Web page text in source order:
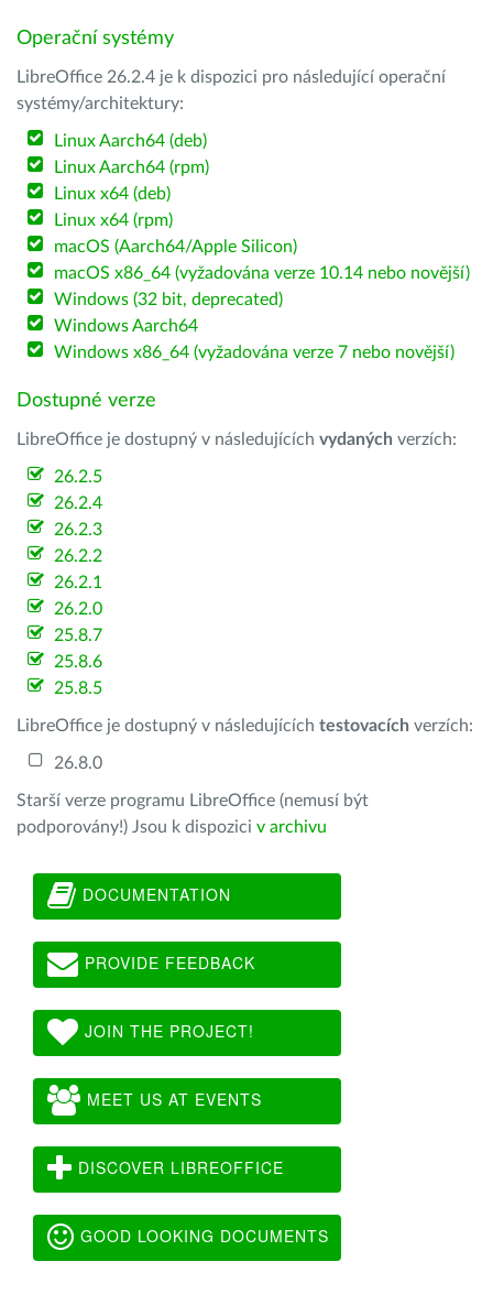
Operační systémy
LibreOffice 26.2.4 je k dispozici pro následující operační
systémy/architektury:
Linux Aarch64 (deb)
Linux Aarch64 (rpm)
Linux x64 (deb)
Linux x64 (rpm)
macOS (Aarch64/Apple Silicon)
macOS x86_64 (vyžadována verze 10.14 nebo novější)
Windows (32 bit, deprecated)
Windows Aarch64
Windows x86_64 (vyžadována verze 7 nebo novější)
Dostupné verze
LibreOffice je dostupný v následujících vydaných verzích:
26.2.5
26.2.4
26.2.3
26.2.2
26.2.1
26.2.0
25.8.7
25.8.6
25.8.5
LibreOffice je dostupný v následujících testovacích verzích:
26.8.0
Starší verze programu LibreOffice (nemusí být
podporovány!) Jsou k dispozici v archivu
DOCUMENTATION
PROVIDE FEEDBACK
JOIN THE PROJECT!
MEET US AT EVENTS
DISCOVER LIBREOFFICE
GOOD LOOKING DOCUMENTS